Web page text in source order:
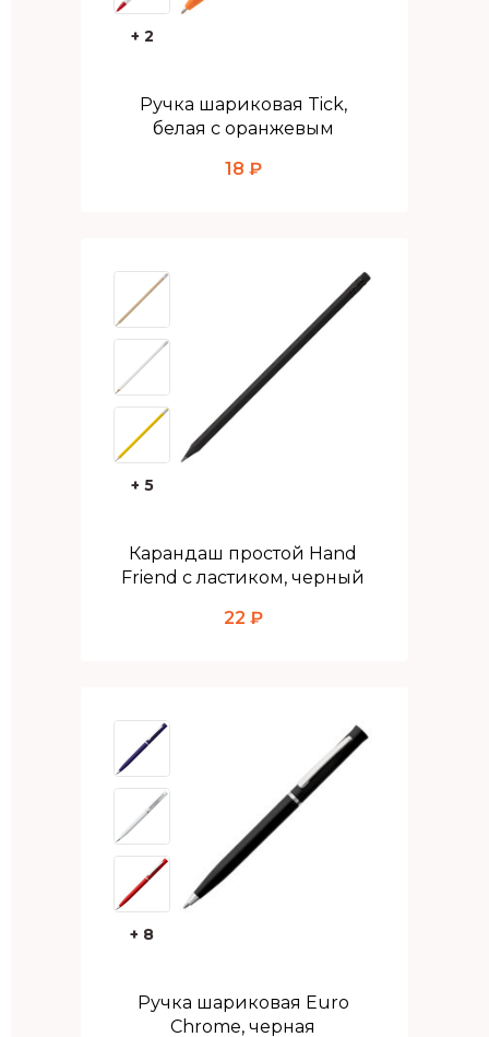
+ 2
Ручка шариковая Tick,
белая с оранжевым
18 ₽
+ 5
Карандаш простой Hand
Friend с ластиком, черный
22 ₽
+ 8
Ручка шариковая Euro
Chrome, черная